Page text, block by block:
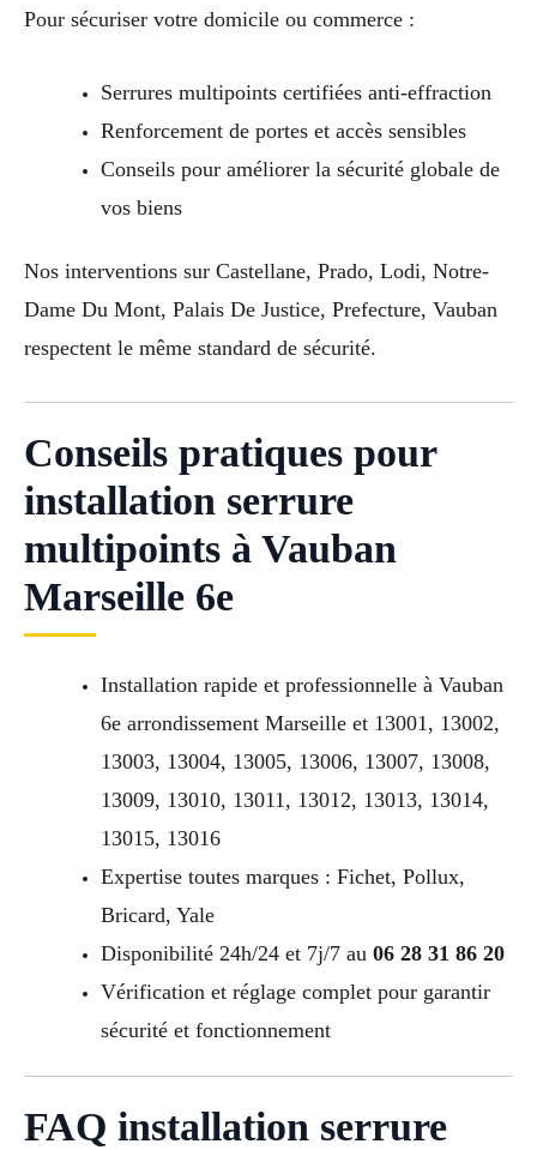
Pour sécuriser votre domicile ou commerce :
Serrures multipoints certifiées anti-effraction
Renforcement de portes et accès sensibles
Conseils pour améliorer la sécurité globale de
vos biens
Nos interventions sur Castellane, Prado, Lodi, Notre-
Dame Du Mont, Palais De Justice, Prefecture, Vauban
respectent le même standard de sécurité.
Conseils pratiques pour
installation serrure
multipoints à Vauban
Marseille 6e
Installation rapide et professionnelle à Vauban
6e arrondissement Marseille et 13001, 13002,
13003, 13004, 13005, 13006, 13007, 13008,
13009, 13010, 13011, 13012, 13013, 13014,
13015, 13016
Expertise toutes marques : Fichet, Pollux,
Bricard, Yale
Disponibilité 24h/24 et 7j/7 au 06 28 31 86 20
Vérification et réglage complet pour garantir
sécurité et fonctionnement
FAQ installation serrure